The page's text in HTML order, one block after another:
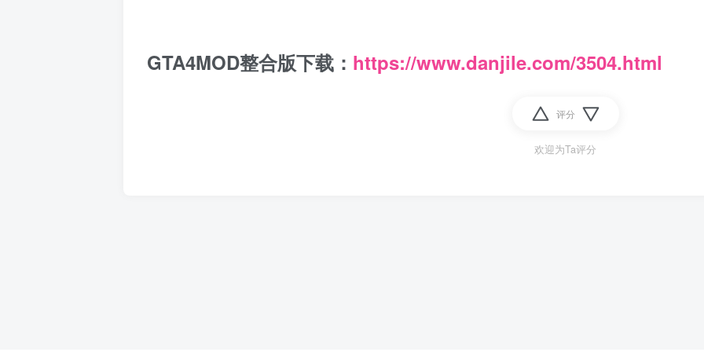
GTA4MOD整合版下载： https://www.danjile.com/3504.html
评分
欢迎为Ta评分